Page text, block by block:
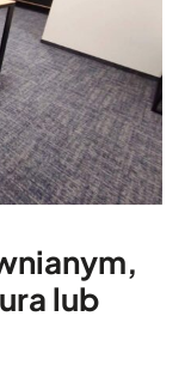
lub